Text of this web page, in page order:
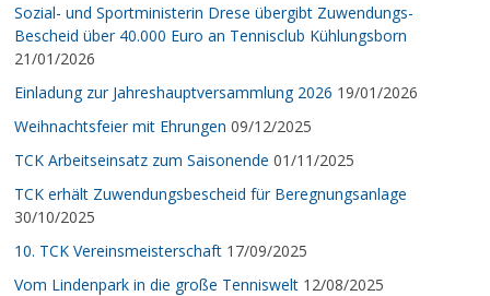
Sozial- und Sportministerin Drese übergibt Zuwendungs-
Bescheid über 40.000 Euro an Tennisclub Kühlungsborn
21/01/2026
Einladung zur Jahreshauptversammlung 2026 19/01/2026
Weihnachtsfeier mit Ehrungen 09/12/2025
TCK Arbeitseinsatz zum Saisonende 01/11/2025
TCK erhält Zuwendungsbescheid für Beregnungsanlage
30/10/2025
10. TCK Vereinsmeisterschaft 17/09/2025
Vom Lindenpark in die große Tenniswelt 12/08/2025